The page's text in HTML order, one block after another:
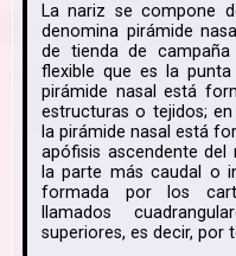
La nariz se compone
denomina pirámide
de tienda de
flexible que es la
pirámide nasal está
estructuras o tejidos;
la pirámide nasal está
apófisis ascendente del
la parte más caudal o
formada por los
llamados
superiores, es decir, por